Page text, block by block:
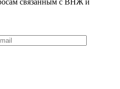
связанным с ВНЖ и